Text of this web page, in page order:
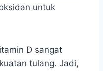
untuk
D sangat
tulang. Jadi,